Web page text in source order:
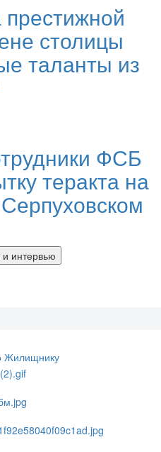
столицы
таланты из
ФСБ
теракта на
и интервью